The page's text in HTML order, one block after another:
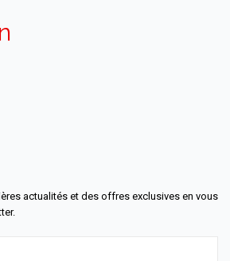
actualités et des offres exclusives en vous